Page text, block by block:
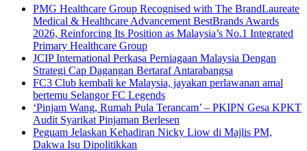
PMG Healthcare Group Recognised with The BrandLaureate
Medical & Healthcare Advancement BestBrands Awards
2026, Reinforcing Its Position as Malaysia’s No.1 Integrated
Primary Healthcare Group
JCIP International Perkasa Perniagaan Malaysia Dengan
Strategi Cap Dagangan Bertaraf Antarabangsa
FC3 Club kembali ke Malaysia, jayakan perlawanan amal
bertemu Selangor FC Legends
‘Pinjam Wang, Rumah Pula Terancam’ – PKIPN Gesa KPKT
Audit Syarikat Pinjaman Berlesen
Peguam Jelaskan Kehadiran Nicky Liow di Majlis PM,
Dakwa Isu Dipolitikkan